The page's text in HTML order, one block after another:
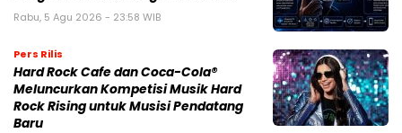
Rabu, 5 Agu 2026 - 23:58 WIB
Pers Rilis
Hard Rock Cafe dan Coca-Cola®
Meluncurkan Kompetisi Musik Hard
Rock Rising untuk Musisi Pendatang
Baru